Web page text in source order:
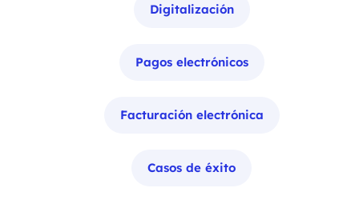
Digitalización
Pagos electrónicos
Facturación electrónica
Casos de éxito